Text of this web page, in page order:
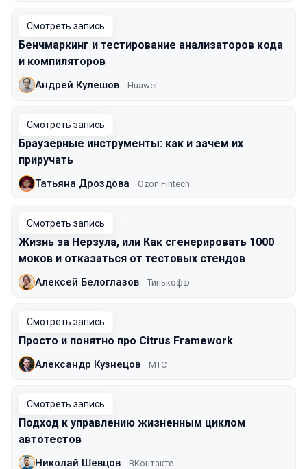
Смотреть запись
Бенчмаркинг и тестирование анализаторов кода
и компиляторов
Андрей Кулешов Huawei
Смотреть запись
Браузерные инструменты: как и зачем их
приручать
Татьяна Дроздова Ozon Fintech
Смотреть запись
Жизнь за Нерзула, или Как сгенерировать 1000
моков и отказаться от тестовых стендов
Алексей Белоглазов Тинькофф
Смотреть запись
Просто и понятно про Citrus Framework
Александр Кузнецов МТС
Смотреть запись
Подход к управлению жизненным циклом
автотестов
Николай Шевцов ВКонтакте